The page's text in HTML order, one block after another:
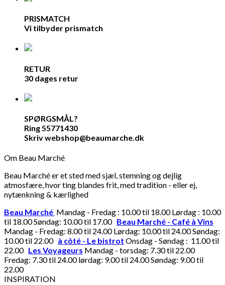
PRISMATCH
Vi tilbyder prismatch
RETUR
30 dages retur
SPØRGSMÅL?
Ring 55771430
Skriv webshop@beaumarche.dk
Om Beau Marché
Beau Marché er et sted med sjæl, stemning og dejlig
atmosfære, hvor ting blandes frit, med tradition - eller ej,
nytænkning & kærlighed
Beau Marché Mandag - Fredag : 10.00 til 18.00 Lørdag : 10.00
til 18.00 Søndag: 10.00 til 17.00 Beau Marché - Café à Vins
Mandag - Fredag: 8.00 til 24.00 Lørdag: 10.00 til 24.00 Søndag:
10.00 til 22.00 à côté - Le bistrot Onsdag - Søndag : 11.00 til
22.00 Les Voyageurs Mandag - torsdag: 7.30 til 22.00
Fredag: 7.30 til 24.00 lørdag: 9.00 til 24.00 Søndag: 9.00 til
22.00
INSPIRATION